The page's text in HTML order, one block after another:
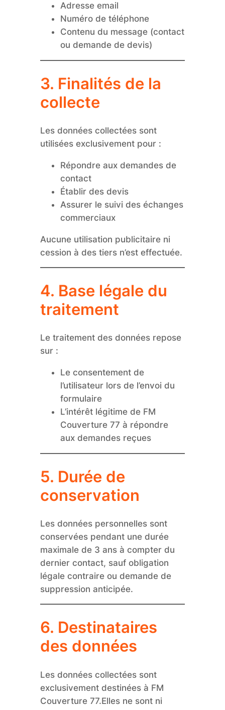
Adresse email
Numéro de téléphone
Contenu du message (contact
ou demande de devis)
3. Finalités de la
collecte
Les données collectées sont
utilisées exclusivement pour :
Répondre aux demandes de
contact
Établir des devis
Assurer le suivi des échanges
commerciaux
Aucune utilisation publicitaire ni
cession à des tiers n’est effectuée.
4. Base légale du
traitement
Le traitement des données repose
sur :
Le consentement de
l’utilisateur lors de l’envoi du
formulaire
L’intérêt légitime de FM
Couverture 77 à répondre
aux demandes reçues
5. Durée de
conservation
Les données personnelles sont
conservées pendant une durée
maximale de 3 ans à compter du
dernier contact, sauf obligation
légale contraire ou demande de
suppression anticipée.
6. Destinataires
des données
Les données collectées sont
exclusivement destinées à FM
Couverture 77.Elles ne sont ni